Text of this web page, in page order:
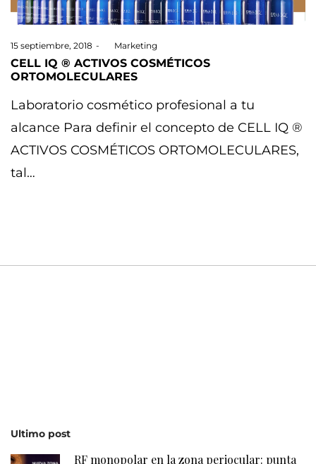
Posted
on
15 septiembre, 2018 Marketing
CELL IQ ® ACTIVOS COSMÉTICOS
ORTOMOLECULARES
Laboratorio cosmético profesional a tu
alcance Para definir el concepto de CELL IQ ®
ACTIVOS COSMÉTICOS ORTOMOLECULARES,
tal…